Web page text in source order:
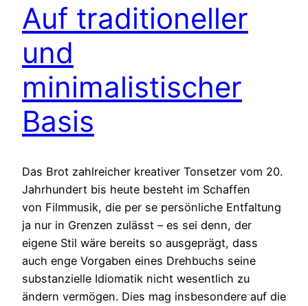
Auf traditioneller
und
minimalistischer
Basis
Das Brot zahlreicher kreativer Tonsetzer vom 20.
Jahrhundert bis heute besteht im Schaffen
von Filmmusik, die per se persönliche Entfaltung
ja nur in Grenzen zulässt – es sei denn, der
eigene Stil wäre bereits so ausgeprägt, dass
auch enge Vorgaben eines Drehbuchs seine
substanzielle Idiomatik nicht wesentlich zu
ändern vermögen. Dies mag insbesondere auf die